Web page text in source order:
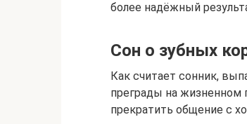
более надёжный
Сон о зубных
Как считает сонник,
преграды на
прекратить общение с